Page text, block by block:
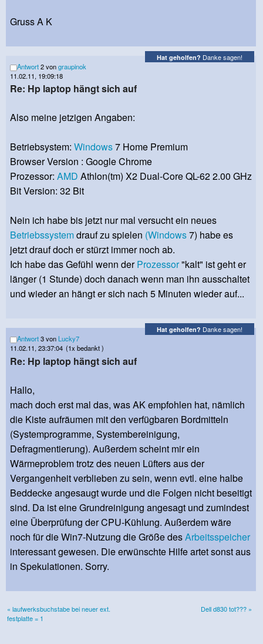
Gruss A K
Hat geholfen? Danke sagen!
Antwort2 vongraupinok
11.02.11, 19:09:18
Re: Hp laptop hängt sich auf
Also meine jetzigen Angaben:
Betriebsystem: Windows7 Home Premium
Browser Version : Google Chrome
Prozessor: AMD Athlon(tm) X2 Dual-Core QL-62 2.00 GHz
Bit Version: 32 Bit
Nein ich habe bis jetzt nur mal versucht ein neues
Betriebssystemdrauf zu spielen (Windows7) habe es
jetzt drauf doch er stürzt immer noch ab.
Ich habe das Gefühl wenn derProzessor"kalt" ist geht er
länger (1 Stunde) doch danach wenn man ihn ausschaltet
und wieder an hängt er sich nach 5 Minuten wieder auf...
Hat geholfen? Danke sagen!
Antwort3 von Lucky7
11.02.11, 23:37:04 (1x bedankt )
Re: Hp laptop hängt sich auf
Hallo,
mach doch erst mal das, was AK empfohlen hat, nämlich
die Kiste aufräumen mit den verfügbaren Bordmitteln
(Systemprogramme, Systembereinigung,
Defragmentierung). Außerdem scheint mir ein
Wärmeproblem trotz des neuen Lüfters aus der
Vergangenheit verblieben zu sein, wenn evtl. eine halbe
Beddecke angesaugt wurde und die Folgen nicht beseitigt
sind. Da ist eine Grundreinigung angesagt und zumindest
eine Überprüfung der CPU-Kühlung. Außerdem wäre
noch für die Win7-Nutzung die Größe desArbeitsspeicher
interessant gewesen. Die erwünschte Hilfe artet sonst aus
in Spekulationen. Sorry.
« laufwerksbuchstabe bei neuer ext.
festplatte = 1
Dell d830 tot??? »